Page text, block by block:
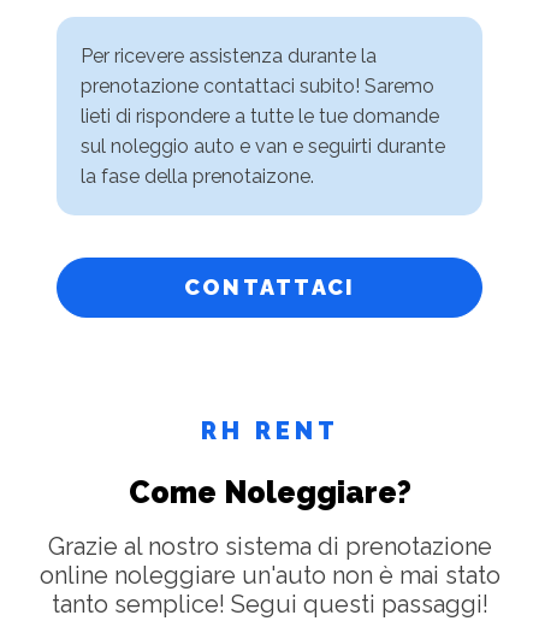
Per ricevere assistenza durante la
prenotazione contattaci subito! Saremo
lieti di rispondere a tutte le tue domande
sul noleggio auto e van e seguirti durante
la fase della prenotaizone.
CONTATTACI
RH RENT
Come Noleggiare?
Grazie al nostro sistema di prenotazione
online noleggiare un'auto non è mai stato
tanto semplice! Segui questi passaggi!